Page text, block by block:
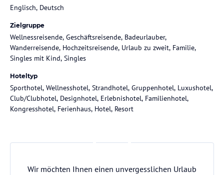
Englisch, Deutsch
Zielgruppe
Wellnessreisende, Geschäftsreisende, Badeurlauber,
Wanderreisende, Hochzeitsreisende, Urlaub zu zweit, Familie,
Singles mit Kind, Singles
Hoteltyp
Sporthotel, Wellnesshotel, Strandhotel, Gruppenhotel, Luxushotel,
Club/Clubhotel, Designhotel, Erlebnishotel, Familienhotel,
Kongresshotel, Ferienhaus, Hotel, Resort
Wir möchten Ihnen einen unvergesslichen Urlaub